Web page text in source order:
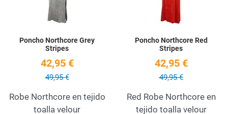
Poncho Northcore Grey
Stripes
42,95 €
49,95 €
Robe Northcore en tejido
toalla velour
Poncho Northcore Red
Stripes
42,95 €
49,95 €
Red Robe Northcore en
tejido toalla velour